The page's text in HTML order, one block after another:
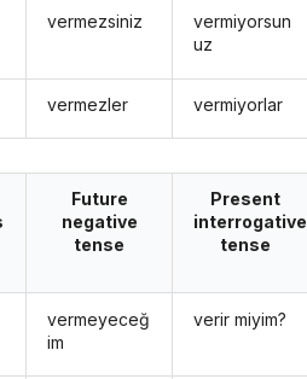
vermezsiniz
vermezler
vermiyorsun
uz
vermiyorlar
Future
negative
tense
vermeyeceğ
im
Present
interrogative
tense
verir miyim?